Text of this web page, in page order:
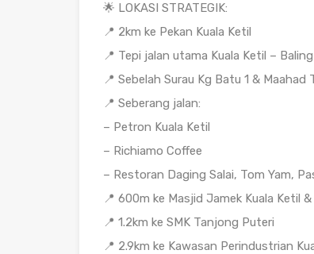
🌟 LOKASI STRATEGIK:
📍 2km ke Pekan Kuala Ketil
📍 Tepi jalan utama Kuala Ketil – Baling
📍 Sebelah Surau Kg Batu 1 & Maahad
📍 Seberang jalan:
– Petron Kuala Ketil
– Richiamo Coffee
– Restoran Daging Salai, Tom Yam,
📍 600m ke Masjid Jamek Kuala Ketil &
📍 1.2km ke SMK Tanjong Puteri
📍 2.9km ke Kawasan Perindustrian